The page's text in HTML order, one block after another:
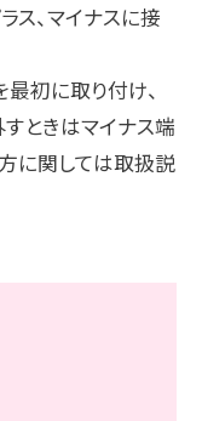
ス、マイナスに接
初に取り付け、
ときはマイナス端
に関しては取扱説